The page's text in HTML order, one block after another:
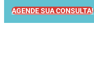
AGENDE SUA CONSULTA!